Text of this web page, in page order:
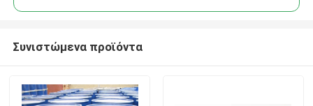
Συνιστώμενα προϊόντα